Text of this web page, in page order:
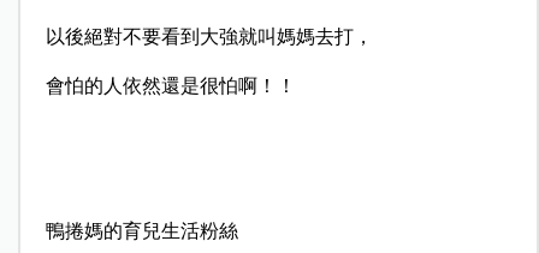
以後絕對不要看到大強就叫媽媽去打，
會怕的人依然還是很怕啊！！
鴨捲媽的育兒生活粉絲